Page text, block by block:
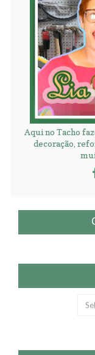
Aqui no Tacho
decoração,